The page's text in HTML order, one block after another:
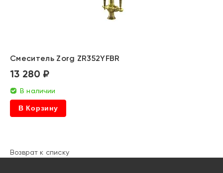
Смеситель Zorg ZR352YFBR
13 280 ₽
В наличии
В Корзину
Возврат к списку